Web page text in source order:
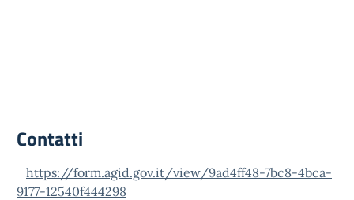
Contatti
https://form.agid.gov.it/view/9ad4ff48-7bc8-4bca-
9177-12540f444298